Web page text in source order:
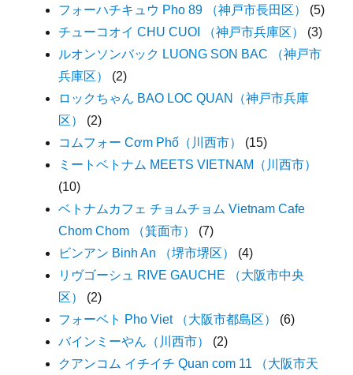
フォーハチキュウ Pho 89 （神戸市長田区）
(5)
チューコオイ CHU CUOI （神戸市兵庫区）
(3)
ルオンソンバック LUONG SON BAC （神戸市
兵庫区）
(2)
ロックちゃん BAO LOC QUAN（神戸市兵庫
区）
(2)
コムフォー Cơm Phố（川西市）
(15)
ミートベトナム MEETS VIETNAM（川西市）
(10)
ベトナムカフェ チョムチョム Vietnam Cafe
Chom Chom （箕面市）
(7)
ビンアン Binh An （堺市堺区）
(4)
リヴゴーシュ RIVE GAUCHE （大阪市中央
区）
(2)
フォーベト Pho Viet （大阪市都島区）
(6)
バインミーやん（川西市）
(2)
クアンコム イチイチ Quan com 11 （大阪市天